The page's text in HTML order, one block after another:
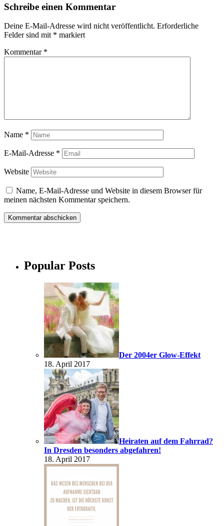
Schreibe einen Kommentar
Deine E-Mail-Adresse wird nicht veröffentlicht. Erforderliche
Felder sind mit * markiert
Kommentar *
Name *
E-Mail-Adresse *
Website
Name, E-Mail-Adresse und Website in diesem Browser für
meinen nächsten Kommentar speichern.
Popular Posts
Der 2004er Glow-Effekt
18. April 2017
Heiraten auf dem Fahrrad?
In Dresden besonders abgefahren!
18. April 2017